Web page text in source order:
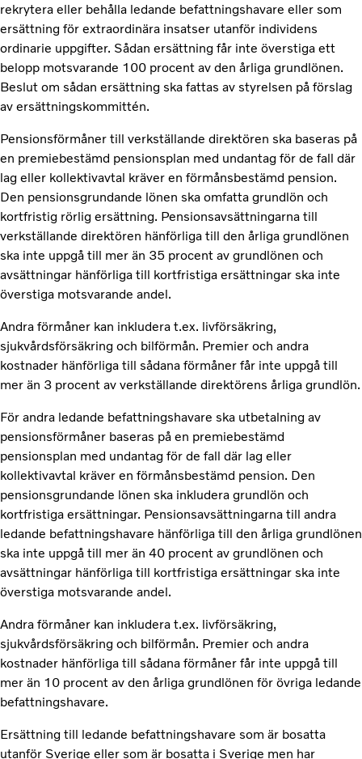
rekrytera eller behålla ledande befattningshavare eller som
ersättning för extraordinära insatser utanför individens
ordinarie uppgifter. Sådan ersättning får inte överstiga ett
belopp motsvarande 100 procent av den årliga grundlönen.
Beslut om sådan ersättning ska fattas av styrelsen på förslag
av ersättningskommittén.
Pensionsförmåner till verkställande direktören ska baseras på
en premiebestämd pensionsplan med undantag för de fall där
lag eller kollektivavtal kräver en förmånsbestämd pension.
Den pensionsgrundande lönen ska omfatta grundlön och
kortfristig rörlig ersättning. Pensionsavsättningarna till
verkställande direktören hänförliga till den årliga grundlönen
ska inte uppgå till mer än 35 procent av grundlönen och
avsättningar hänförliga till kortfristiga ersättningar ska inte
överstiga motsvarande andel.
Andra förmåner kan inkludera t.ex. livförsäkring,
sjukvårdsförsäkring och bilförmån. Premier och andra
kostnader hänförliga till sådana förmåner får inte uppgå till
mer än 3 procent av verkställande direktörens årliga grundlön.
För andra ledande befattningshavare ska utbetalning av
pensionsförmåner baseras på en premiebestämd
pensionsplan med undantag för de fall där lag eller
kollektivavtal kräver en förmånsbestämd pension. Den
pensionsgrundande lönen ska inkludera grundlön och
kortfristiga ersättningar. Pensionsavsättningarna till andra
ledande befattningshavare hänförliga till den årliga grundlönen
ska inte uppgå till mer än 40 procent av grundlönen och
avsättningar hänförliga till kortfristiga ersättningar ska inte
överstiga motsvarande andel.
Andra förmåner kan inkludera t.ex. livförsäkring,
sjukvårdsförsäkring och bilförmån. Premier och andra
kostnader hänförliga till sådana förmåner får inte uppgå till
mer än 10 procent av den årliga grundlönen för övriga ledande
befattningshavare.
Ersättning till ledande befattningshavare som är bosatta
utanför Sverige eller som är bosatta i Sverige men har